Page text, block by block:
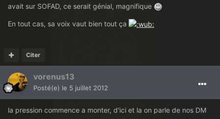
avait sur SOFAD, ce serait génial, magnifique
En tout cas, sa voix vaut bien tout ça
Citer
vorenus13
Posté(e) le 5 juillet 2012
la pression commence a monter, d'ici et la on parle de nos DM